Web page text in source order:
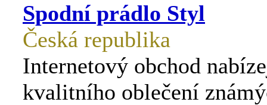
Spodní prádlo Styl
Česká republika
Internetový obchod
kvalitního oblečení